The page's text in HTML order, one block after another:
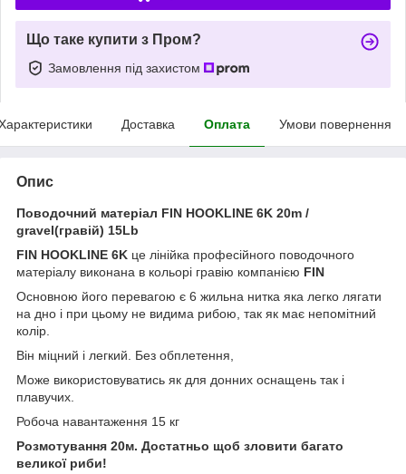
Що таке купити з Пром?
Замовлення під захистом
Доставка Оплата Умови повернення
Опис
Поводочний матеріал FIN HOOKLINE 6K 20m /
gravel(гравій) 15Lb
FIN HOOKLINE 6K це лінійка професійного поводочного
матеріалу виконана в кольорі гравію компанією FIN
Основною його перевагою є 6 жильна нитка яка легко лягати
на дно і при цьому не видима рибою, так як має непомітний
колір.
Він міцний і легкий. Без обплетення,
Може використовуватись як для донних оснащень так і
плавучих.
Робоча навантаження 15 кг
Розмотування 20м. Достатньо щоб зловити багато
великої риби!